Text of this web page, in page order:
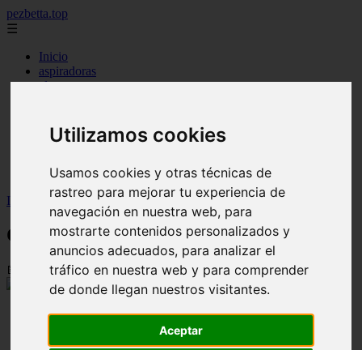
Utilizamos cookies
Usamos cookies y otras técnicas de
rastreo para mejorar tu experiencia de
navegación en nuestra web, para
mostrarte contenidos personalizados y
anuncios adecuados, para analizar el
tráfico en nuestra web y para comprender
de donde llegan nuestros visitantes.
Aceptar
pezbetta.top
☰
Inicio
aspiradoras
cloro
ionizador
panales
piscinas
Inicio
peces >Cíclido Ramirezi
Cíclido Ramirezi
📅 17/08/2025